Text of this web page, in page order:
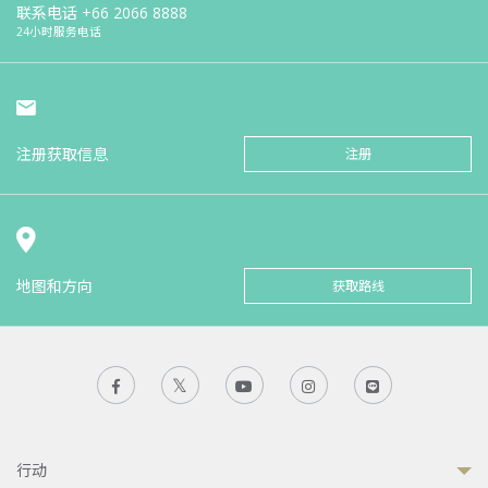
联系电话 +66 2066 8888
24小时服务电话
注册获取信息 注册
地图和方向 获取路线
行动